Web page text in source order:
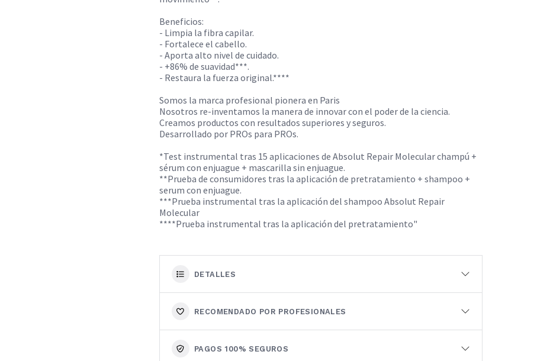
Beneficios:
- Limpia la fibra capilar.
- Fortalece el cabello.
- Aporta alto nivel de cuidado.
- +86% de suavidad***.
- Restaura la fuerza original.****
Somos la marca profesional pionera en Paris
Nosotros re-inventamos la manera de innovar con el poder de la ciencia.
Creamos productos con resultados superiores y seguros.
Desarrollado por PROs para PROs.
*Test instrumental tras 15 aplicaciones de Absolut Repair Molecular champú +
sérum con enjuague + mascarilla sin enjuague.
**Prueba de consumidores tras la aplicación de pretratamiento + shampoo +
serum con enjuague.
***Prueba instrumental tras la aplicación del shampoo Absolut Repair
Molecular
****Prueba instrumental tras la aplicación del pretratamiento"
DETALLES
RECOMENDADO POR PROFESIONALES
PAGOS 100% SEGUROS